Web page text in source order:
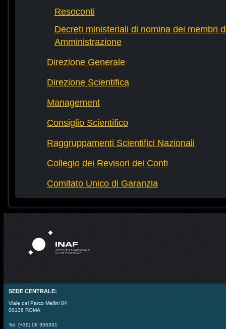
Resoconti
Decreti ministeriali di nomina dei membri
Amministrazione
Direzione Generale
Direzione Scientifica
Management
Consiglio Scientifico
Raggruppamenti Scientifici Nazionali
Collegio dei Revisori dei Conti
Comitato Unico di Garanzia
SEDE CENTRALE:
Viale del Parco Mellini 84
00136 ROMA
Tel. (+39) 06 355331